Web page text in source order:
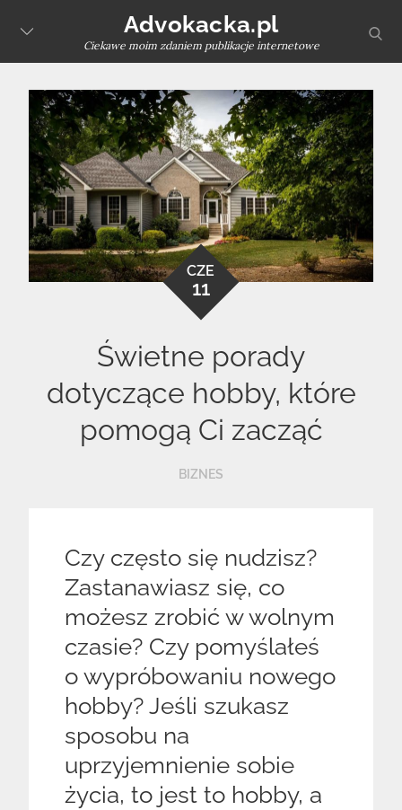
content
Advokacka.pl
Ciekawe moim zdaniem publikacje internetowe
CZE
11
Świetne porady
dotyczące hobby, które
pomogą Ci zacząć
BIZNES
Czy często się nudzisz?
Zastanawiasz się, co
możesz zrobić w wolnym
czasie? Czy pomyślałeś
o wypróbowaniu nowego
hobby? Jeśli szukasz
sposobu na
uprzyjemnienie sobie
życia, to jest to hobby, a